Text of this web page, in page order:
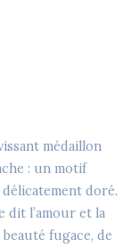
médaillon
: un motif
doré.
dit l’amour et la
fugace, de